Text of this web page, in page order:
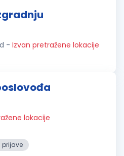
- Izvan pretražene lokacije
lokacije
prijave